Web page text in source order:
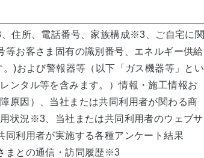
、住所、電話番号、家族構成※3 、ご自宅に関
等お客さま固有の識別番号、エネルギー供給
)および警報器等（以下「ガス機器等」とい
ンタル等を含みます。）情報・施工情報お
原因）、当社または共同利用者が関わる商
状況 ※3 、当社または共同利用者のウェブサ
同利用者が実施する各種アンケート結果
まとの通信・訪問履歴※3